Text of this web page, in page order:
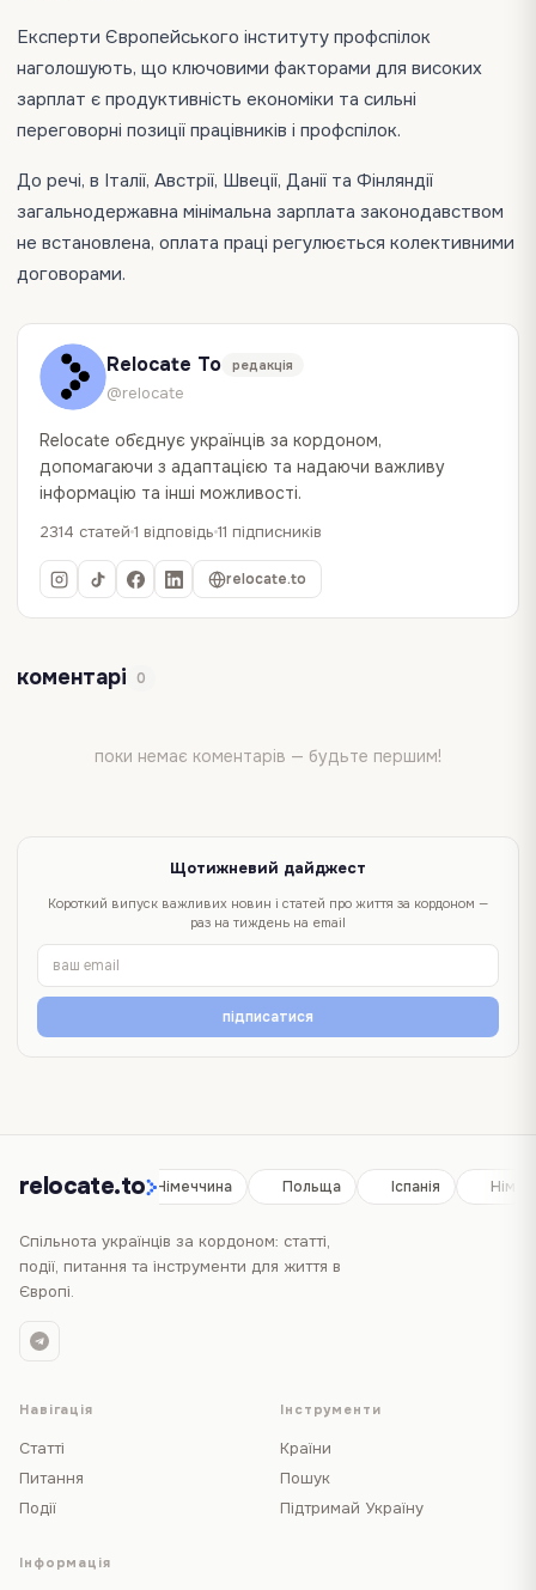
Експерти Європейського інституту профспілок
наголошують, що ключовими факторами для високих
зарплат є продуктивність економіки та сильні
переговорні позиції працівників і профспілок.
До речі, в Італії, Австрії, Швеції, Данії та Фінляндії
загальнодержавна мінімальна зарплата законодавством
не встановлена, оплата праці регулюється колективними
договорами.
Relocate To редакція
@relocate
Relocate об`єднує українців за кордоном,
допомагаючи з адаптацією та надаючи важливу
інформацію та інші можливості.
2314 статей 1 відповідь 11 підписників
relocate.to
коментарі 0
поки немає коментарів — будьте першим!
Щотижневий дайджест
Короткий випуск важливих новин і статей про життя за кордоном —
раз на тиждень на email
підписатися
relocate.to
Іспанія Німеччина Польща Іспанія
Спільнота українців за кордоном: статті,
події, питання та інструменти для життя в
Європі.
Навігація
Статті
Питання
Події
Інструменти
Країни
Пошук
Підтримай Україну
Інформація